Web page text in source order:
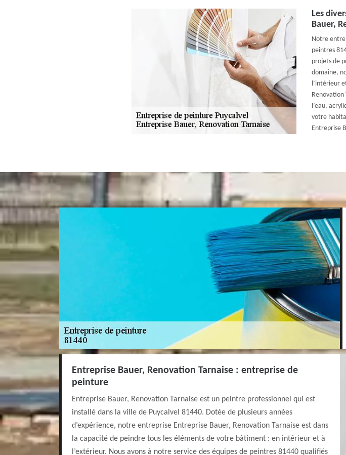
Les
Bauer,
Notre
peintres
projets de
domaine,
l’intérieur
Renovation
l’eau,
votre
Entreprise
Entreprise Bauer, Renovation Tarnaise : entreprise de
peinture
Entreprise Bauer, Renovation Tarnaise est un peintre professionnel qui est
installé dans la ville de Puycalvel 81440. Dotée de plusieurs années
d’expérience, notre entreprise Entreprise Bauer, Renovation Tarnaise est dans
la capacité de peindre tous les éléments de votre bâtiment : en intérieur et à
l’extérieur. Nous avons à notre service des équipes de peintres 81440 qualifiés